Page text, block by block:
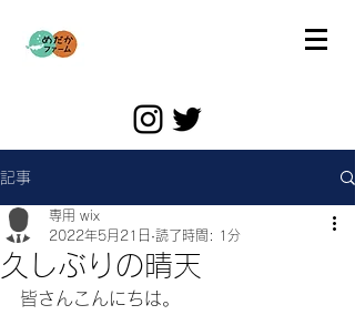
記事
久しぶりの晴天
専用 wix
2022年5月21日 読了時間: 1分
皆さんこんにちは。